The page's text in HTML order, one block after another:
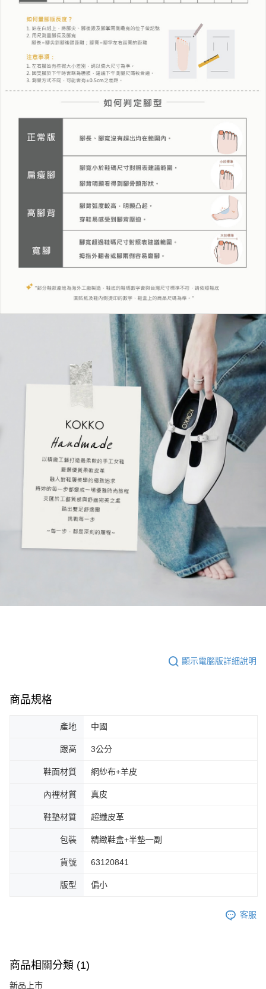
顯示電腦版詳細說明
商品規格
產地 中國
跟高 3公分
鞋面材質 網紗布+羊皮
內裡材質 真皮
鞋墊材質 超纖皮革
包裝 精緻鞋盒+半墊一副
貨號 63120841
版型 偏小
客服
商品相關分類 (1)
新品上市